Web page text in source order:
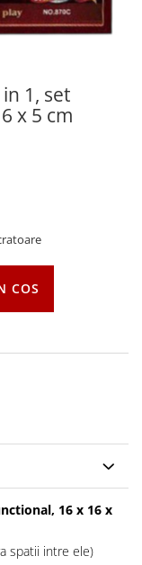
1, set
x 5 cm
COS
16 x 16 x
spatii intre ele)